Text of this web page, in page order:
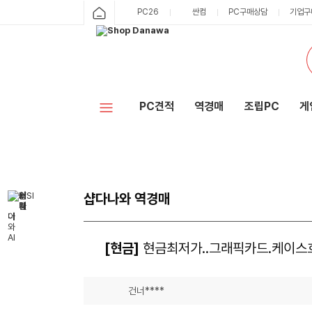
PC26 싼컴 PC구매상담 기업
PC견적 역경매 조립PC 게
샵다나와 역경매
[현금] 현금최저가..그래픽카드.케이
건너****